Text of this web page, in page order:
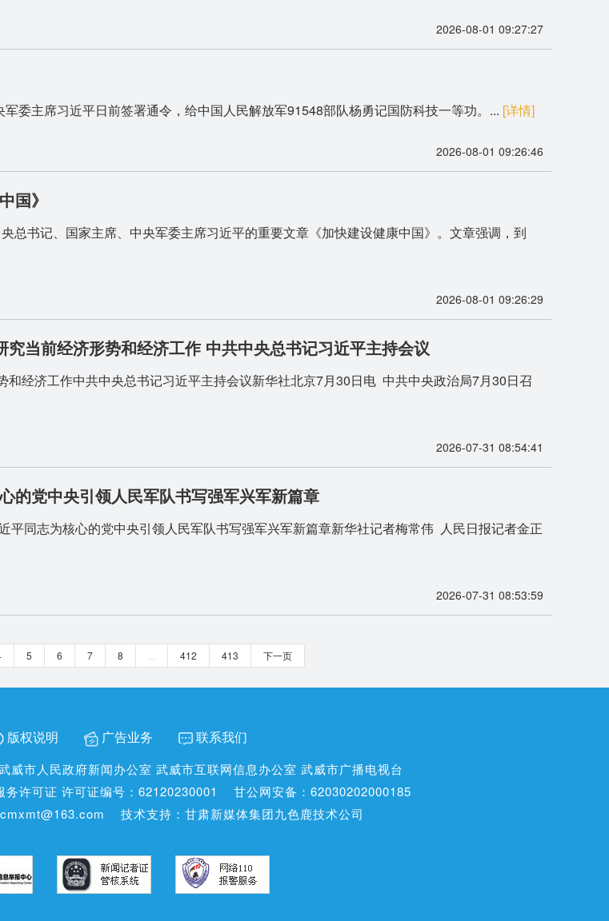
2026-08-01 09:27:27
委主席习近平日前签署通令，给中国人民解放军91548部队杨勇记国防科技一等功。... [详情]
2026-08-01 09:26:46
国》
书记、国家主席、中央军委主席习近平的重要文章《加快建设健康中国》。文章强调，到
2026-08-01 09:26:29
当前经济形势和经济工作 中共中央总书记习近平主持会议
经济工作中共中央总书记习近平主持会议新华社北京7月30日电 中共中央政治局7月30日召
2026-07-31 08:54:41
党中央引领人民军队书写强军兴军新篇章
同志为核心的党中央引领人民军队书写强军兴军新篇章新华社记者梅常伟 人民日报记者金正
2026-07-31 08:53:59
5 6 7 8 412 413 下一页
版权说明 广告业务 联系我们
威市人民政府新闻办公室 武威市互联网信息办公室 武威市广播电视台
许可证 许可证编号：62120230001
甘公网安备：62030202000185
技术支持：甘肃新媒体集团九色鹿技术公司